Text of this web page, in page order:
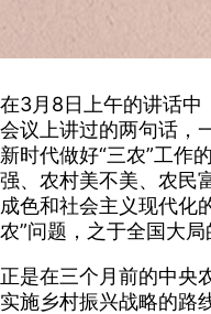
在3月8日上午的讲话中
会议上讲过的两句话，
新时代做好“三农”工作
强、农村美不美、农民
成色和社会主义现代化
农”问题，之于全国大局
正是在三个月前的中央
实施乡村振兴战略的路